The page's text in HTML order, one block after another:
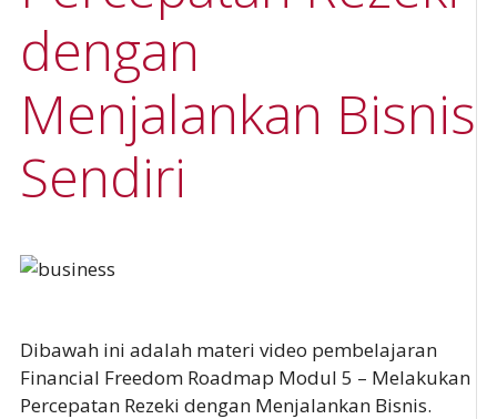
dengan
Menjalankan Bisnis
Sendiri
Dibawah ini adalah materi video pembelajaran
Financial Freedom Roadmap Modul 5 – Melakukan
Percepatan Rezeki dengan Menjalankan Bisnis.